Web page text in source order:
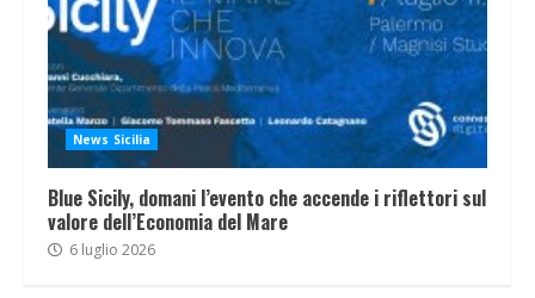
News Sicilia
Blue Sicily, domani l’evento che accende i riflettori sul
valore dell’Economia del Mare
6 luglio 2026